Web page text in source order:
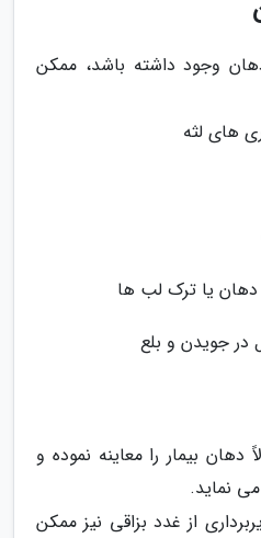
وجود داشته باشد، ممکن
های لثه
یا ترک لب ها
جویدن و بلع
بیمار را معاینه نموده و
نماید.
از غدد بزاقی نیز ممکن